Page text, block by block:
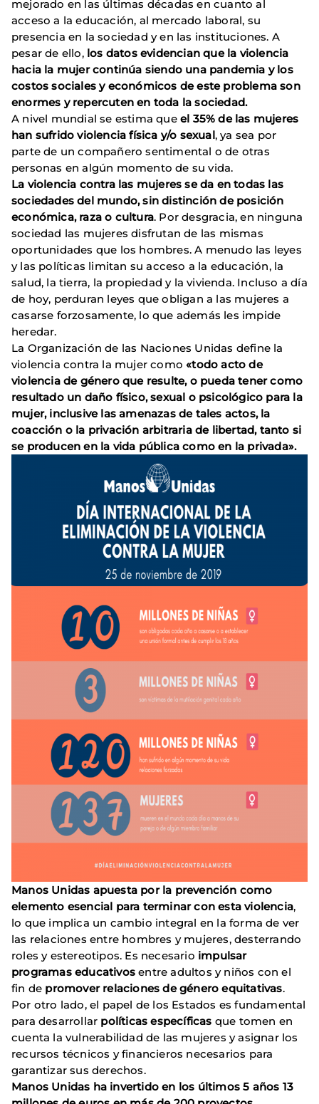
mejorado en las últimas décadas en cuanto al
acceso a la educación, al mercado laboral, su
presencia en la sociedad y en las instituciones. A
pesar de ello, los datos evidencian que la violencia
hacia la mujer continúa siendo una pandemia y los
costos sociales y económicos de este problema son
enormes y repercuten en toda la sociedad.
A nivel mundial se estima que el 35% de las mujeres
han sufrido violencia física y/o sexual, ya sea por
parte de un compañero sentimental o de otras
personas en algún momento de su vida.
La violencia contra las mujeres se da en todas las
sociedades del mundo, sin distinción de posición
económica, raza o cultura. Por desgracia, en ninguna
sociedad las mujeres disfrutan de las mismas
oportunidades que los hombres. A menudo las leyes
y las políticas limitan su acceso a la educación, la
salud, la tierra, la propiedad y la vivienda. Incluso a día
de hoy, perduran leyes que obligan a las mujeres a
casarse forzosamente, lo que además les impide
heredar.
La Organización de las Naciones Unidas define la
violencia contra la mujer como«todo acto de
violencia de género que resulte, o pueda tener como
resultado un daño físico, sexual o psicológico para la
mujer, inclusive las amenazas de tales actos, la
coacción o la privación arbitraria de libertad, tanto si
se producen en la vida pública como en la privada».
Manos Unidas apuesta por la prevención como
elemento esencial para terminar con esta violencia,
lo que implica un cambio integral en la forma de ver
las relaciones entre hombres y mujeres, desterrando
roles y estereotipos. Es necesario impulsar
programas educativos entre adultos y niños con el
fin de promover relaciones de género equitativas.
Por otro lado, el papel de los Estados es fundamental
para desarrollar políticas específicas que tomen en
cuenta la vulnerabilidad de las mujeres y asignar los
recursos técnicos y financieros necesarios para
garantizar sus derechos.
Manos Unidas ha invertido en los últimos 5 años 13